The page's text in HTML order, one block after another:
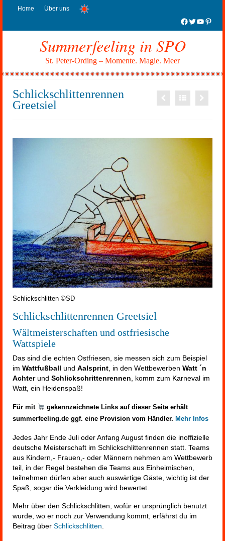
Home Über uns
Facebook
Twitter
Summerfeeling in SPO
St. Peter-Ording – Momente. Magie. Meer
Schlickschlittenrennen
Greetsiel
Schlickschlitten ©SD
Schlickschlittenrennen Greetsiel
Wältmeisterschaften und ostfriesische
Wattspiele
Das sind die echten Ostfriesen, sie messen sich zum Beispiel
im Wattfußball und Aalsprint , in den Wettbewerben Watt ´n
Achterund Schlickschrittenrennen , komm zum Karneval im
Watt, ein Heidenspaß!
Für mit
gekennzeichnete Links auf dieser Seite erhält
summerfeeling.de ggf. eine Provision vom Händler. Mehr Infos
Jedes Jahr Ende Juli oder Anfang August finden die inoffizielle
deutsche Meisterschaft im Schlickschlittenrennen statt. Teams
aus Kindern,- Frauen,- oder Männern nehmen am Wettbewerb
teil, in der Regel bestehen die Teams aus Einheimischen,
teilnehmen dürfen aber auch auswärtige Gäste, wichtig ist der
Spaß, sogar die Verkleidung wird bewertet.
Mehr über den Schlickschlitten, wofür er ursprünglich benutzt
wurde, wo er noch zur Verwendung kommt, erfährst du im
Beitrag über Schlickschlitten